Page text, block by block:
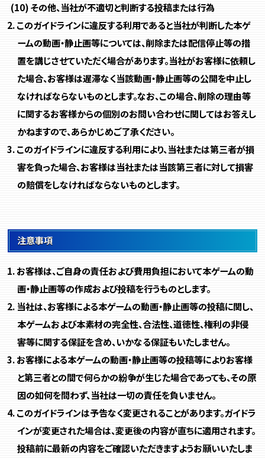
その他、当社が不適切と判断する投稿または行為
このガイドラインに違反する利用であると当社が判断した本ゲ
ームの動画・静止画等については、削除または配信停止等の措
置を講じさせていただく場合があります。当社がお客様に依頼し
た場合、お客様は遅滞なく当該動画・静止画等の公開を中止し
なければならないものとします。なお、この場合、削除の理由等
に関するお客様からの個別のお問い合わせに関してはお答えし
かねますので、あらかじめご了承ください。
このガイドラインに違反する利用により、当社または第三者が損
害を負った場合、お客様は当社または当該第三者に対して損害
の賠償をしなければならないものとします。
注意事項
お客様は、ご自身の責任および費用負担において本ゲームの動
画・静止画等の作成および投稿を行うものとします。
当社は、お客様による本ゲームの動画・静止画等の投稿に関し、
本ゲームおよび本素材の完全性、合法性、道徳性、権利の非侵
害等に関する保証を含め、いかなる保証もいたしません。
お客様による本ゲームの動画・静止画等の投稿等によりお客様
と第三者との間で何らかの紛争が生じた場合であっても、その原
因の如何を問わず、当社は一切の責任を負いません。
このガイドラインは予告なく変更されることがあります。ガイドラ
インが変更された場合は、変更後の内容が直ちに適用されます。
投稿前に最新の内容をご確認いただきますようお願いいたしま